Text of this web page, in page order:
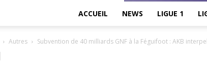
ACCUEIL NEWS LIGUE 1
Autres Subvention de 40 milliards GNF à la Féguifoot : AKB